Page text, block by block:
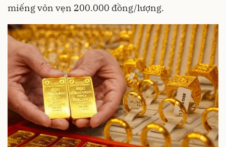
miếng vỏn vẹn 200.000 đồng/lượng.